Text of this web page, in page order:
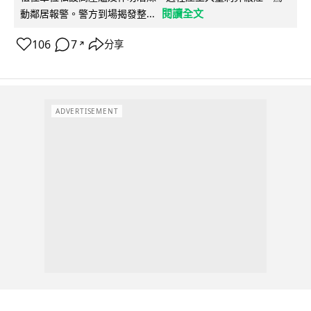
動鄰居報警。警方到場揭發整...
閱讀全文
106 7 ↗ 分享
ADVERTISEMENT